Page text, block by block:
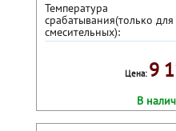
Температура
срабатывания(только для
смесительных):
Цена: 9
В